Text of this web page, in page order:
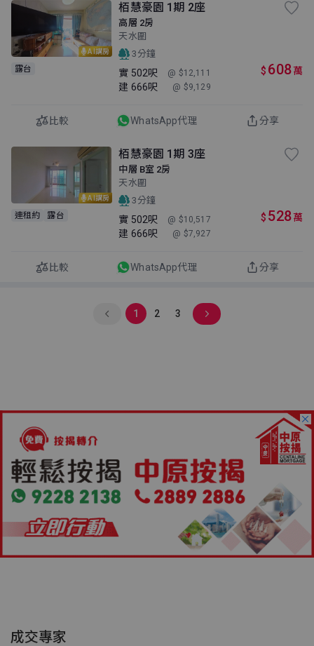
AI講房
露台
栢慧豪園 1期 2座
高層 2房
天水圍
3分鐘
實 502呎 @ $12,111
建 666呎 @ $9,129
$ 608萬
比較 WhatsApp代理 分享
AI講房
連租約 露台
栢慧豪園 1期 3座
中層 B室 2房
天水圍
3分鐘
實 502呎 @ $10,517
建 666呎 @ $7,927
$ 528萬
比較 WhatsApp代理 分享
1 2 3
成交專家